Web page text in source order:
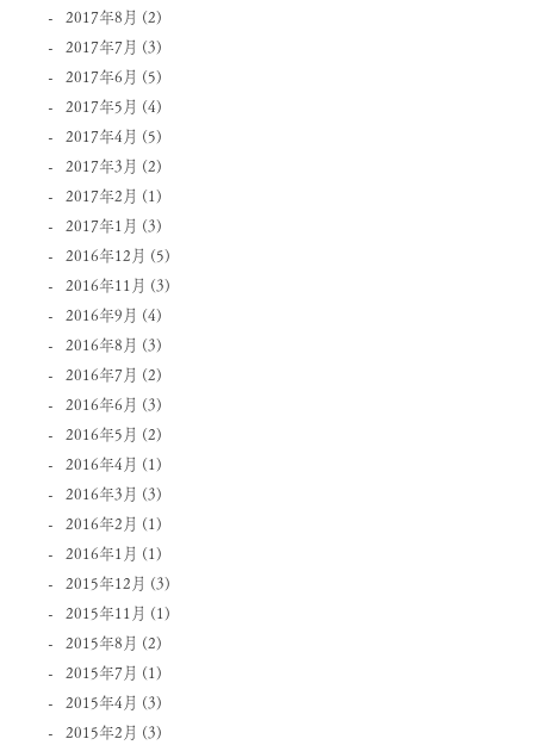
2017年8月 (2)
2017年7月 (3)
2017年6月 (5)
2017年5月 (4)
2017年4月 (5)
2017年3月 (2)
2017年2月 (1)
2017年1月 (3)
2016年12月 (5)
2016年11月 (3)
2016年9月 (4)
2016年8月 (3)
2016年7月 (2)
2016年6月 (3)
2016年5月 (2)
2016年4月 (1)
2016年3月 (3)
2016年2月 (1)
2016年1月 (1)
2015年12月 (3)
2015年11月 (1)
2015年8月 (2)
2015年7月 (1)
2015年4月 (3)
2015年2月 (3)